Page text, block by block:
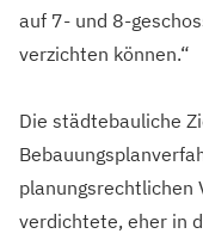
auf 7- und 8-
verzichten können.“
Die städtebauliche
planungsrechtlichen
verdichtete, eher in